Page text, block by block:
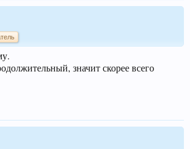
значит скорее всего